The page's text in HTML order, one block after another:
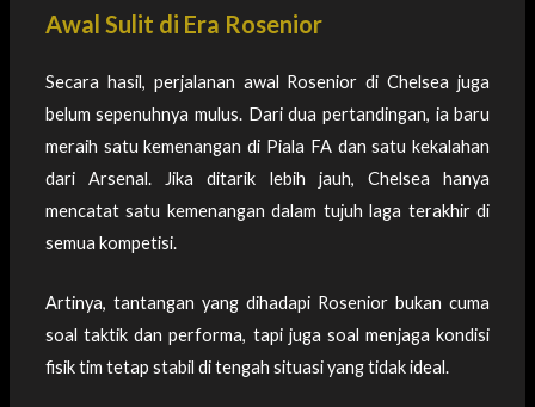
Awal Sulit di Era Rosenior
Secara hasil, perjalanan awal Rosenior di Chelsea juga
belum sepenuhnya mulus. Dari dua pertandingan, ia baru
meraih satu kemenangan di Piala FA dan satu kekalahan
dari Arsenal. Jika ditarik lebih jauh, Chelsea hanya
mencatat satu kemenangan dalam tujuh laga terakhir di
semua kompetisi.
Artinya, tantangan yang dihadapi Rosenior bukan cuma
soal taktik dan performa, tapi juga soal menjaga kondisi
fisik tim tetap stabil di tengah situasi yang tidak ideal.